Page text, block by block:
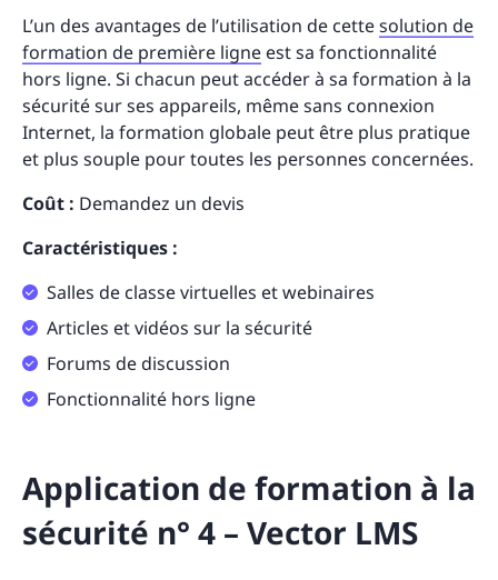
L’un des avantages de l’utilisation de cettesolution de
formation de première ligne est sa fonctionnalité
hors ligne. Si chacun peut accéder à sa formation à la
sécurité sur ses appareils, même sans connexion
Internet, la formation globale peut être plus pratique
et plus souple pour toutes les personnes concernées.
Coût : Demandez un devis
Caractéristiques :
Salles de classe virtuelles et webinaires
Articles et vidéos sur la sécurité
Forums de discussion
Fonctionnalité hors ligne
Application de formation à la
sécurité n° 4 – Vector LMS